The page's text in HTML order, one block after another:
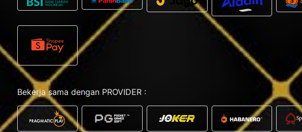
Bekerja sama dengan PROVIDER :